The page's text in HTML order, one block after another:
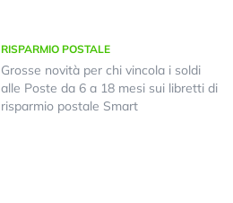
RISPARMIO POSTALE
Grosse novità per chi vincola i soldi
alle Poste da 6 a 18 mesi sui libretti di
risparmio postale Smart